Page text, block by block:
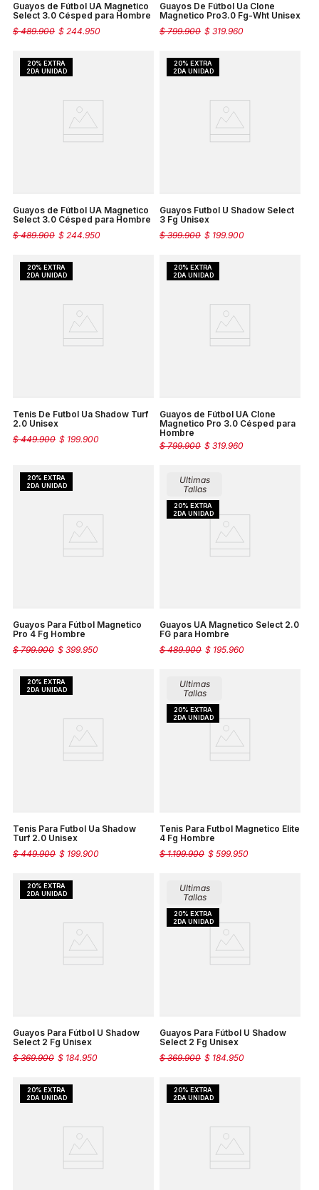
Guayos de Fútbol UA Magnetico
Select 3.0 Césped para Hombre
$ 244.950
$ 489.900
Guayos De Fútbol Ua Clone
Magnetico Pro3.0 Fg-Wht Unisex
$ 319.960
$ 799.900
Guayos de Fútbol UA Magnetico
Select 3.0 Césped para Hombre
$ 244.950
$ 489.900
Guayos Futbol U Shadow Select
3 Fg Unisex
$ 199.900
$ 399.900
Tenis De Futbol Ua Shadow Turf
2.0 Unisex
$ 199.900
$ 449.900
Guayos de Fútbol UA Clone
Magnetico Pro 3.0 Césped para
Hombre
$ 319.960
$ 799.900
Guayos Para Fútbol Magnetico
Pro 4 Fg Hombre
$ 399.950
$ 799.900
Ultimas
Tallas
Guayos UA Magnetico Select 2.0
FG para Hombre
$ 195.960
$ 489.900
Tenis Para Futbol Ua Shadow
Turf 2.0 Unisex
$ 199.900
$ 449.900
Ultimas
Tallas
Tenis Para Futbol Magnetico Elite
4 Fg Hombre
$ 599.950
$ 1.199.900
Guayos Para Fútbol U Shadow
Select 2 Fg Unisex
$ 184.950
$ 369.900
Ultimas
Tallas
Guayos Para Fútbol U Shadow
Select 2 Fg Unisex
$ 184.950
$ 369.900